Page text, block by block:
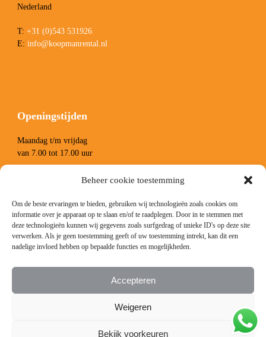
Beheer cookie toestemming
Om de beste ervaringen te bieden, gebruiken wij technologieën zoals cookies om
informatie over je apparaat op te slaan en/of te raadplegen. Door in te stemmen met
deze technologieën kunnen wij gegevens zoals surfgedrag of unieke ID's op deze site
verwerken. Als je geen toestemming geeft of uw toestemming intrekt, kan dit een
nadelige invloed hebben op bepaalde functies en mogelijkheden.
Accepteren
Weigeren
Bekijk voorkeuren
Nederland
T: +31 (0)543 531926
E: info@koopmanrental.nl
Openingstijden
Maandag t/m vrijdag
van 7.00 tot 17.00 uur
Zaterdag van 8.00 tot 13.00 uur
Volg ons
YouTube